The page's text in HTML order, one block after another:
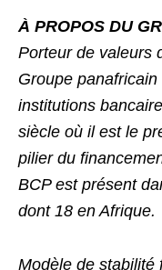
À PROPOS DU
Porteur de valeurs
Groupe panafricain
institutions
siècle où il est le
pilier du
BCP est présent
dont 18 en Afrique.
Modèle de stabilité